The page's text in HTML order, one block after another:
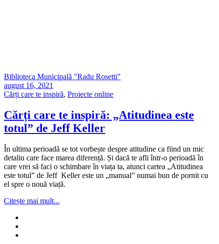
Biblioteca Municipală "Radu Rosetti"
august 16, 2021
Cărți care te inspiră, Proiecte online
Cărți care te inspiră: „Atitudinea este
totul” de Jeff Keller
În ultima perioadă se tot vorbește despre atitudine ca fiind un mic
detaliu care face marea diferență. Și dacă te afli într-o perioadă în
care vrei să faci o schimbare în viața ta, atunci cartea „Atitudinea
este totul” de Jeff Keller este un „manual” numai bun de pornit cu
el spre o nouă viață.
Citește mai mult...